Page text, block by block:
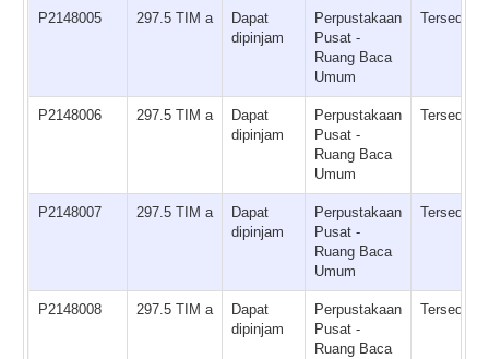
P2148005 297.5 TIM a
Dapat
dipinjam
Perpustakaan
Pusat -
Ruang Baca
Umum
Tersedia
P2148006 297.5 TIM a
Dapat
dipinjam
Perpustakaan
Pusat -
Ruang Baca
Umum
Tersedia
P2148007 297.5 TIM a
Dapat
dipinjam
Perpustakaan
Pusat -
Ruang Baca
Umum
Tersedia
P2148008 297.5 TIM a
Dapat
dipinjam
Perpustakaan
Pusat -
Ruang Baca
Tersedia